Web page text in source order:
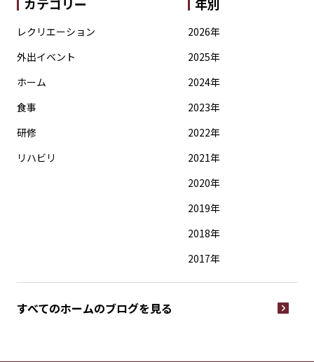
カテゴリー
レクリエーション
外出イベント
ホーム
食事
研修
リハビリ
年別
2026年
2025年
2024年
2023年
2022年
2021年
2020年
2019年
2018年
2017年
すべてのホームのブログを見る